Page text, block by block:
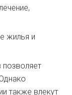
жилья и
позволяет
также влекут